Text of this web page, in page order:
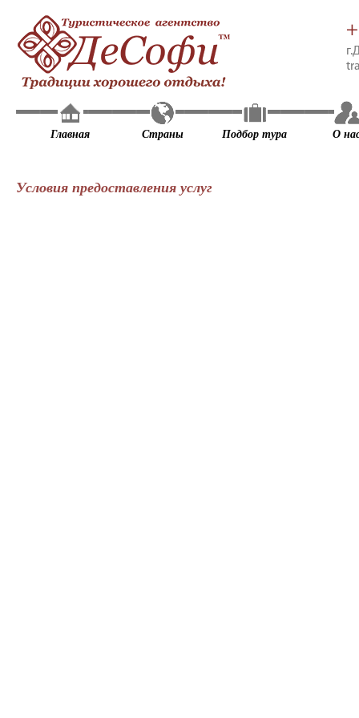
Главная Страны Подбор тура О
Условия предоставления услуг